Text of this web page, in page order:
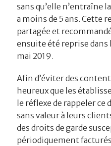
sans qu’elle n’entraîne
a moins de 5 ans. Cette
partagée et
ensuite été reprise dans
mai 2019.
Afin d’éviter des
heureux que les
le réflexe de rappeler
sans valeur à leurs
des droits de garde
périodiquement